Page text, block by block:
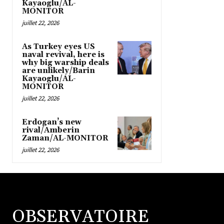
Kayaoglu/AL-
MONITOR
juillet 22, 2026
As Turkey eyes US
naval revival, here is
why big warship deals
are unlikely/Barin
Kayaoglu/AL-
MONITOR
juillet 22, 2026
Erdogan’s new
rival/Amberin
Zaman/AL-MONITOR
juillet 22, 2026
OBSERVATOIRE